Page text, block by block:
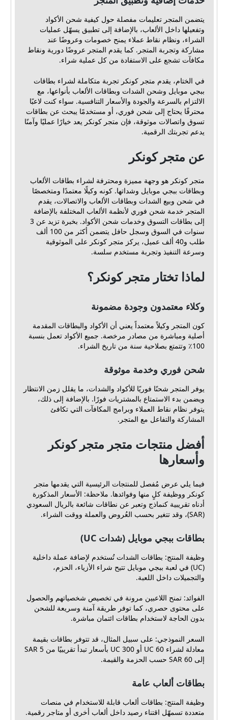
يتضمن المتجر تعليمات مفصلة حول كيفية شحن الأكواد
وتفعيلها داخل الألعاب، بالإضافة إلى تطبيق يسهّل عمليات
الشراء، ونظام نقاط عملاء يمنح خصومات وعروضًا عند
مشاركة وتجربة المتجر. كما يقدم المتجر عروضًا دورية ونقاط
مكافآت تشجع على الاستفادة من كل عملية شراء.
في الختام، يقدم متجر كونكر تجربة متكاملة لشراء بطاقات
ببجي موبايل وشحن الشدات وبطاقات الألعاب بأنواعها، مع
الالتزام بالسرعة والجودة والأسعار التنافسية. سواء كنت لاعبًا
محترفًا يحتاج إلى شحن فوري، أو مستخدمًا يبحث عن بطاقات
تسوق واتصالات موثوقة، فإن متجر كونكر يعد خيارًا عمليًا وآمنًا
يدعم تجربتك الرقمية.
عن متجر كونكر
متجر كونكر هو وجهة مميزة ومحترفة لشراء بطاقات الألعاب
وبطاقات ببجي موبايل وشداتها. كونه وكيلًا معتمدًا ومتخصصًا
في شحن وبيع الشدات وبطاقات الألعاب والاتصالات، يقدم
المتجر خدمة شحن فوري لأنظمة الألعاب المختلفة بالإضافة
إلى بطاقات التسوق وخدمات شحن الأكواد. بخبرة تزيد عن 3
سنوات في السوق وسجل حافل يتضمن أكثر من 100 ألف
طلب و40 ألف عميل، يركز متجر كونكر على الموثوقية
وسرعة التنفيذ وتجربة مستخدم سلسة.
لماذا تختار متجر كونكر؟
وكلاء معتمدون وجودة مضمونة
كون المتجر وكيلاً معتمداً يعني أن الأكواد والبطاقات المقدمة
أصلية ومباشرة من مصادر مرخصة. جميع الأكواد تعمل بنسبة
100٪ وتتمتع بصلاحية سنة من تاريخ الشراء.
شحن فوري وخدمة موثوقة
يوفر المتجر شحنًا فوريًا للأكواد والشدات، ما يقلل زمن الانتظار
ويضمن بدء الاستمتاع بالمشتريات فورًا. بالإضافة إلى ذلك،
يتوفر نظام نقاط العملاء وبرامج المكافآت التي تكافئ
المشاركة والتفاعل مع المتجر.
أفضل منتجات متجر متجر كونكر
وأسعارها
فيما يلي عرض مُفصل للمنتجات الرئيسية التي يقدمها متجر
كونكر ووظيفة كلٍ منها وفوائدها. ملاحظة: الأسعار المذكورة
أدناه تقريبية كنماذج وتعبر عن نطاقات شائعة بالريال السعودي
(SAR)، وقد تتغير بحسب العُروض والعملة ووقت الشراء.
بطاقات ببجي موبايل (شدات UC)
وظيفة المنتج: بطاقات الشدات تُستخدم لإضافة عملة داخلية
(UC) في لعبة ببجي موبايل تتيح شراء الأزياء، الحزم،
والتجميلات داخل اللعبة.
الفوائد: تمنح اللاعبين مرونة في تخصيص شخصياتهم والحصول
على محتوى حصري، كما توفر طريقة آمنة وسريعة للشحن
بدون الحاجة لاستخدام بطاقات ائتمان مباشرة.
السعر النموذجي: على سبيل المثال، قد تتوفر بطاقات بقيمة
معادلة لشراء 60 UC أو 300 UC بأسعار تبدأ تقريبيًا من 5 SAR
إلى 60 SAR حسب الحزمة والقيمة.
بطاقات ألعاب عامة
وظيفة المنتج: بطاقات ألعاب قابلة للاستخدام في منصات
متعددة تسمهّل اقتناء رصيد داخل ألعاب أخرى أو متاجر رقمية.